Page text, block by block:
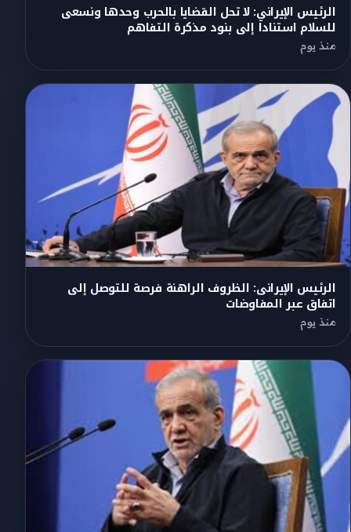
الرئيس الإيراني: لا تحل القضايا بالحرب وحدها ونسعى
للسلام استنادا إلى بنود مذكرة التفاهم
منذ يوم
الرئيس الإيرانى: الظروف الراهنة فرصة للتوصل إلى
اتفاق عبر المفاوضات
منذ يوم